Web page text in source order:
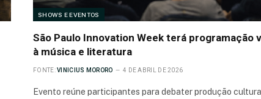
SHOWS E EVENTOS
São Paulo Innovation Week terá programação
à música e literatura
FONTE: VINICIUS MORORO 4 DE ABRIL DE 2026
Evento reúne participantes para debater produção